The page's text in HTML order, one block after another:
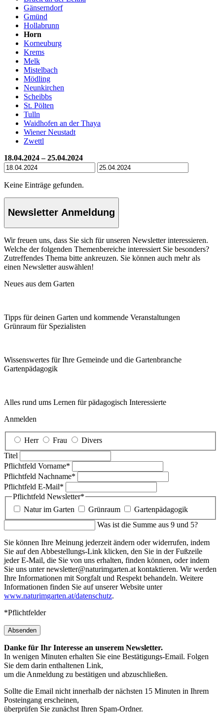
Gänserndorf
Gmünd
Hollabrunn
Horn
Korneuburg
Krems
Melk
Mistelbach
Mödling
Neunkirchen
Scheibbs
St. Pölten
Tulln
Waidhofen an der Thaya
Wiener Neustadt
Zwettl
18.04.2024 – 25.04.2024
Keine Einträge gefunden.
Newsletter Anmeldung
Wir freuen uns, dass Sie sich für unseren Newsletter interessieren.
Welche der folgenden Themenbereiche interessiert Sie besonders?
Zutreffendes Thema bitte ankreuzen. Sie können auch mehr als
einen Newsletter auswählen!
Neues aus dem Garten
Tipps für deinen Garten und kommende Veranstaltungen
Grünraum für Spezialisten
Wissenswertes für Ihre Gemeinde und die Gartenbranche
Garten­pädagogik
Alles rund ums Lernen für pädagogisch Interessierte
Anmelden
Herr Frau
Divers
Titel
Pflichtfeld Vorname*
Pflichtfeld Nachname*
Pflichtfeld E-Mail*
Pflichtfeld Newsletter*
Natur im Garten
Grünraum
Gartenpädagogik
Was ist die Summe aus 9 und 5?
Sie können Ihre Meinung jederzeit ändern oder widerrufen, indem
Sie auf den Abbestellungs-Link klicken, den Sie in der Fußzeile
jeder E-Mail, die Sie von uns erhalten, finden können, oder indem
Sie uns unter newsletter@naturimgarten.at kontaktieren. Wir werden
Ihre Informationen mit Sorgfalt und Respekt behandeln. Weitere
Informationen finden Sie auf unserer Website unter
www.naturimgarten.at/datenschutz.
*Pflichtfelder
Absenden
Danke für Ihr Interesse an unserem Newsletter.
In wenigen Minuten erhalten Sie eine Bestätigungs-Email. Folgen
Sie dem darin enthaltenen Link,
um die Anmeldung zu bestätigen und abzuschließen.
Sollte die Email nicht innerhalb der nächsten 15 Minuten in Ihrem
Posteingang erscheinen,
überprüfen Sie zunächst Ihren Spam-Ordner.